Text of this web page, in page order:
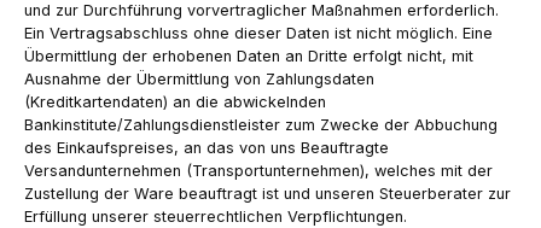
und zur Durchführung vorvertraglicher Maßnahmen erforderlich.
Ein Vertragsabschluss ohne dieser Daten ist nicht möglich. Eine
Übermittlung der erhobenen Daten an Dritte erfolgt nicht, mit
Ausnahme der Übermittlung von Zahlungsdaten
(Kreditkartendaten) an die abwickelnden
Bankinstitute/Zahlungsdienstleister zum Zwecke der Abbuchung
des Einkaufspreises, an das von uns Beauftragte
Versandunternehmen (Transportunternehmen), welches mit der
Zustellung der Ware beauftragt ist und unseren Steuerberater zur
Erfüllung unserer steuerrechtlichen Verpflichtungen.